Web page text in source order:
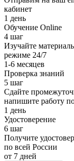
кабинет
1 день
Обучение Online
4 шаг
Изучайте
режиме 24/7
1-6 месяцев
Проверка знаний
5 шаг
Сдайте
напишите работу
1 день
Удостоверение
6 шаг
Получите
по всей России
от 7 дней